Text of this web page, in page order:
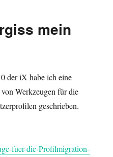
mein
der iX habe ich eine
Werkzeugen für die
geschrieben.
fuer-die-Profilmigration-